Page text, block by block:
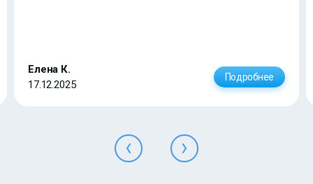
Елена К.
17.12.2025
Подробнее